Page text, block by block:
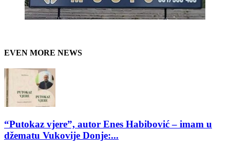
EVEN MORE NEWS
“Putokaz vjere”, autor Enes Habibović – imam u
džematu Vukovije Donje:...